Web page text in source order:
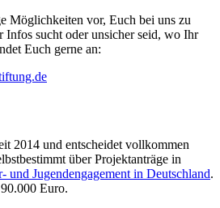
Möglichkeiten vor, Euch bei uns zu
Infos sucht oder unsicher seid, wo Ihr
Euch gerne an:
2014 und entscheidet vollkommen
über Projektanträge in
und Jugendengagement in Deutschland.
Euro.